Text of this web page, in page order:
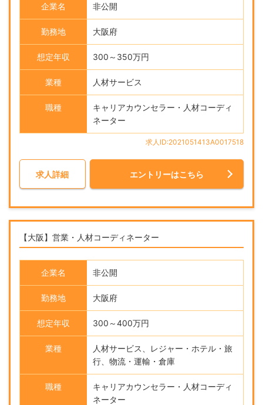
企業名 非公開
勤務地 大阪府
想定年収 300～350万円
業種 人材サービス
職種
キャリアカウンセラー・人材コーディ
ネーター
求人ID:2021051413A0017518
求人詳細 エントリーはこちら
【大阪】営業・人材コーディネーター
企業名 非公開
勤務地 大阪府
想定年収 300～400万円
業種
人材サービス、レジャー・ホテル・旅
行、物流・運輸・倉庫
職種
キャリアカウンセラー・人材コーディ
ネーター